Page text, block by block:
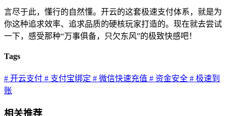
言尽于此，懂行的自然懂。开云的这套极速支付体系，就是为
你这种追求效率、追求品质的硬核玩家打造的。现在就去尝试
一下，感受那种“万事俱备，只欠东风”的极致快感吧！
Tags
# 开云支付 # 支付宝绑定 # 微信快速充值 # 资金安全 # 极速到
账
相关推荐